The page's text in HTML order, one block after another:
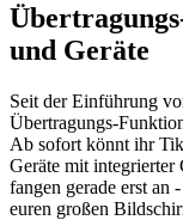
und Geräte
Seit der Einführung
Übertragungs-
Ab sofort könnt ihr
Geräte mit integrierter
fangen gerade erst
euren großen